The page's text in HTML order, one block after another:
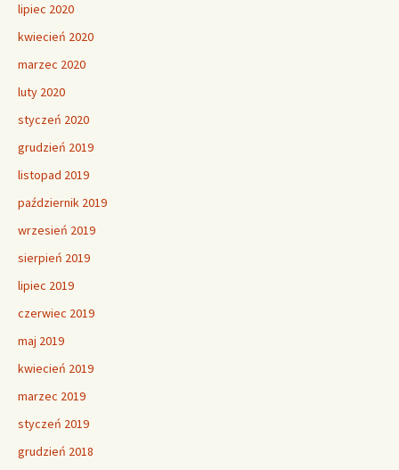
lipiec 2020
kwiecień 2020
marzec 2020
luty 2020
styczeń 2020
grudzień 2019
listopad 2019
październik 2019
wrzesień 2019
sierpień 2019
lipiec 2019
czerwiec 2019
maj 2019
kwiecień 2019
marzec 2019
styczeń 2019
grudzień 2018